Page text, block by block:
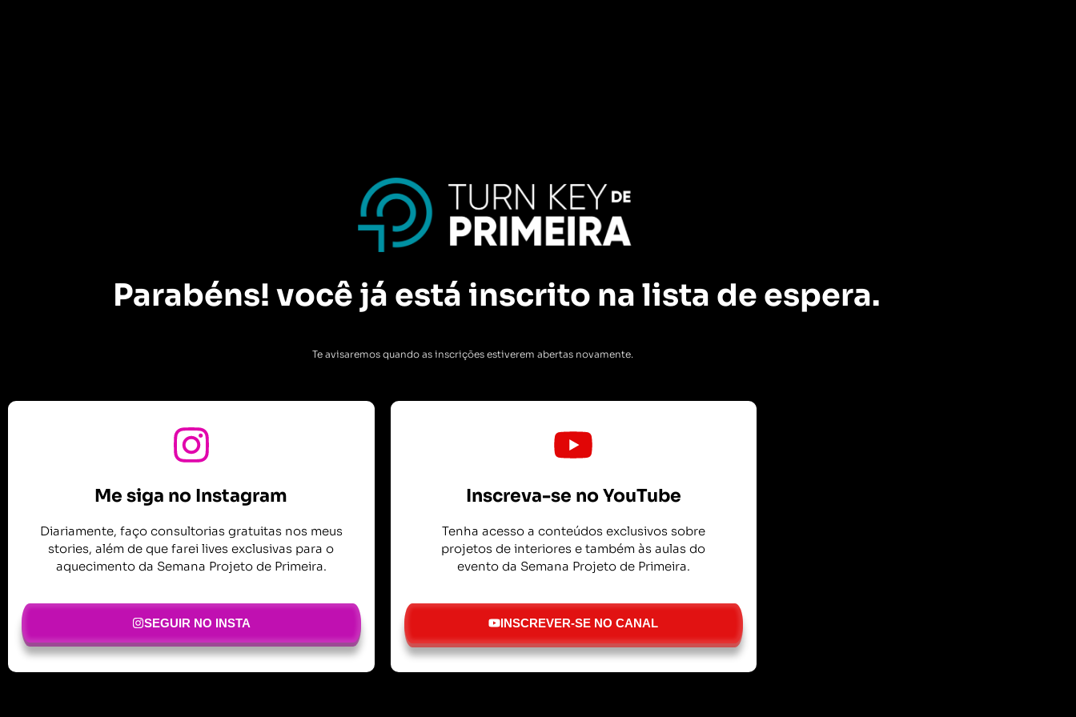
Parabéns! você já está inscrito na lista de espera.
Te avisaremos quando as inscrições estiverem abertas novamente.
Me siga no Instagram
Diariamente, faço consultorias gratuitas nos meus
stories, além de que farei lives exclusivas para o
aquecimento da Semana Projeto de Primeira.
SEGUIR NO INSTA
Inscreva-se no YouTube
Tenha acesso a conteúdos exclusivos sobre
projetos de interiores e também às aulas do
evento da Semana Projeto de Primeira.
INSCREVER-SE NO CANAL